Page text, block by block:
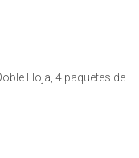
Hoja, 4 paquetes de